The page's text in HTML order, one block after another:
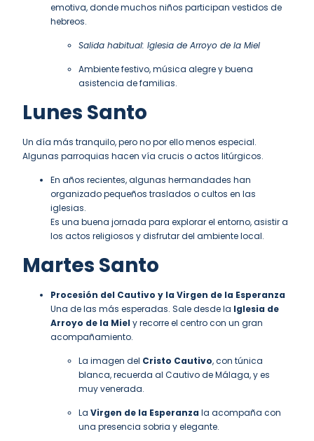
emotiva, donde muchos niños participan vestidos de
hebreos.
Salida habitual: Iglesia de Arroyo de la Miel
Ambiente festivo, música alegre y buena
asistencia de familias.
Lunes Santo
Un día más tranquilo, pero no por ello menos especial.
Algunas parroquias hacen vía crucis o actos litúrgicos.
En años recientes, algunas hermandades han
organizado pequeños traslados o cultos en las
iglesias.
Es una buena jornada para explorar el entorno, asistir a
los actos religiosos y disfrutar del ambiente local.
Martes Santo
Procesión del Cautivo y la Virgen de la Esperanza
Una de las más esperadas. Sale desde la Iglesia de
Arroyo de la Miel y recorre el centro con un gran
acompañamiento.
La imagen del Cristo Cautivo, con túnica
blanca, recuerda al Cautivo de Málaga, y es
muy venerada.
La Virgen de la Esperanza la acompaña con
una presencia sobria y elegante.